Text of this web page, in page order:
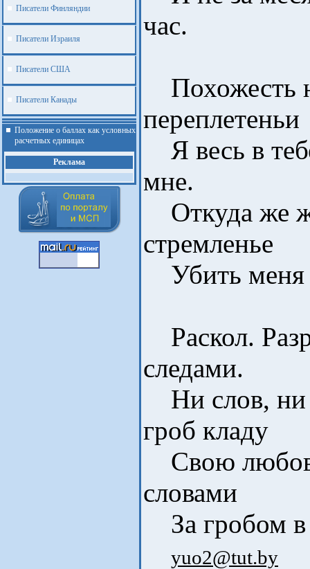
Писатели Финляндии
Писатели Израиля
Писатели США
Писатели Канады
Положение о баллах как условных
расчетных единицах
Реклама
час.
Похожесть
переплетеньи
Я весь в
мне.
Откуда же
стремленье
Убить меня
Раскол.
следами.
Ни слов, ни
гроб кладу
Свою
словами
За гробом в
yuo2@tut.by